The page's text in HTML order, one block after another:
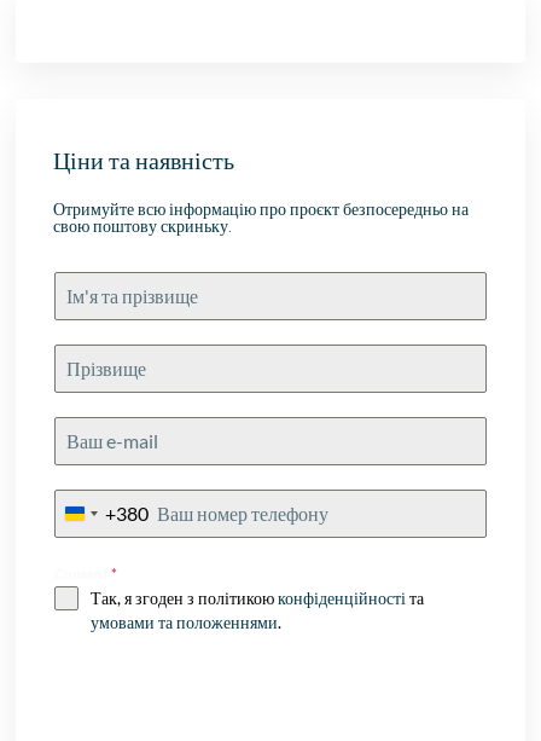
Ціни та наявність
Отримуйте всю інформацію про проєкт безпосередньо на
свою поштову скриньку.
Ukraine
+380
Consent*
Так, я згоден з політикоюконфіденційності та
умовами та положеннями.